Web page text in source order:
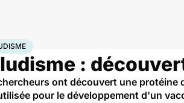
SantéPaludisme
:
ont découvert une
pour le développement d'un